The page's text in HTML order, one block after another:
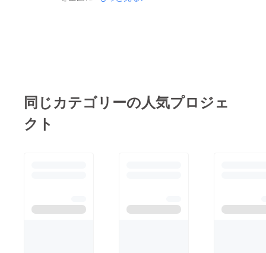
みをテレビで取り上げ
スタ ※本日です！！
NST 新潟総合テレビ 5
くが、震災後、店を立
んだと、手を取り合っ
同じカテゴリーの人気プロジェ
クト